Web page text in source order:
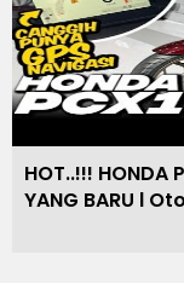
HOT..!!! HONDA
YANG BARU l